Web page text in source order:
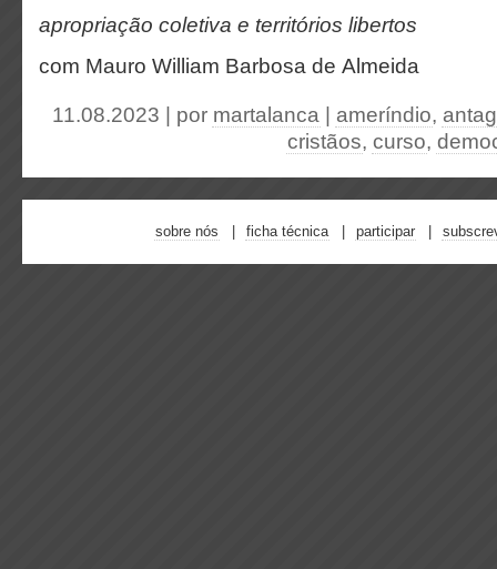
apropriação coletiva e territórios libertos
com Mauro William Barbosa de Almeida
11.08.2023 | por martalanca ameríndio,
cristãos, curso,
sobre nós ficha técnica participar